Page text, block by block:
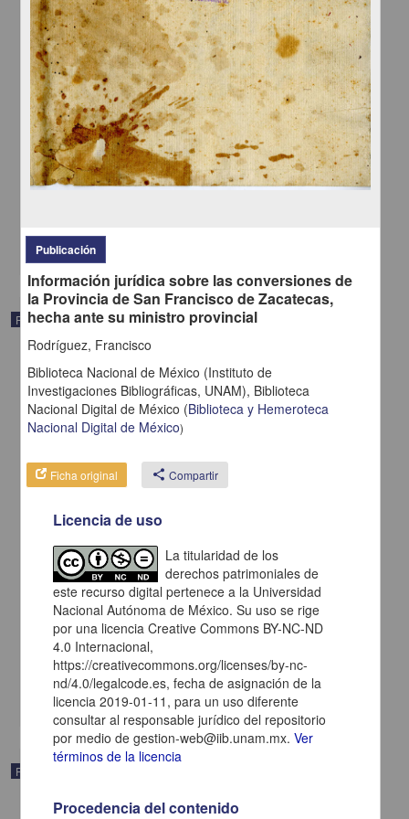
Sanctvm Provinciale Concilivm Mexici celebratvm Anno Dñi
Millessmo Qvingentessmo octvagessimo qvinto: Præsidente In eo
Illmo ac Rmo DD Petro Moya de Contreras Archiepo Mexicano
Romæ Confirmatum die vigeffima Septima Octobris Anno 1589
Nvnc vero Ad instantiam et ex svmptibvs Illmi Ac Rmi DD Ioannis de
la Serna Archiep Mexican Ivssv Regio editvm
Iglesia Católica - Apud I. Ruiz typographum
Publicación
Sermon predicado al cabildo de la iglesia mayor de la ciudad de
Sevilla, entre sus dos coros, en la insigne fiesta que celebro a la
milagrosa conversion del apostol S Pablo, a 25 de enero de 1622
Zapata, Jerónimo - Por Francisco de Lyra
Multidisciplina
Publicación
Publicación
Información jurídica sobre las conversiones de
la Provincia de San Francisco de Zacatecas,
hecha ante su ministro provincial
Rodríguez, Francisco
Biblioteca Nacional de México (Instituto de
Investigaciones Bibliográficas, UNAM), Biblioteca
Nacional Digital de México (Biblioteca y Hemeroteca
Nacional Digital de México)
Ficha original share Compartir
Licencia de uso
La titularidad de los
derechos patrimoniales de
este recurso digital pertenece a la Universidad
Nacional Autónoma de México. Su uso se rige
por una licencia Creative Commons BY-NC-ND
4.0 Internacional,
https://creativecommons.org/licenses/by-nc-
nd/4.0/legalcode.es, fecha de asignación de la
licencia 2019-01-11, para un uso diferente
consultar al responsable jurídico del repositorio
por medio de gestion-web@iib.unam.mx.Ver
términos de la licencia
Procedencia del contenido